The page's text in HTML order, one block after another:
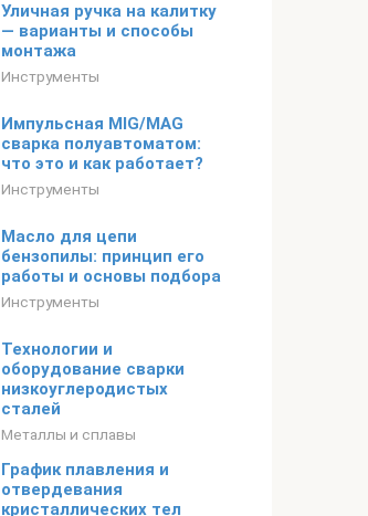
Уличная ручка на калитку
— варианты и способы
монтажа
Инструменты
Импульсная MIG/MAG
сварка полуавтоматом:
что это и как работает?
Инструменты
Масло для цепи
бензопилы: принцип его
работы и основы подбора
Инструменты
Технологии и
оборудование сварки
низкоуглеродистых
сталей
Металлы и сплавы
График плавления и
отвердевания
кристаллических тел